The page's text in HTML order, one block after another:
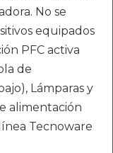
No se
equipados
PFC activa
de
Lámparas y
alimentación
Tecnoware